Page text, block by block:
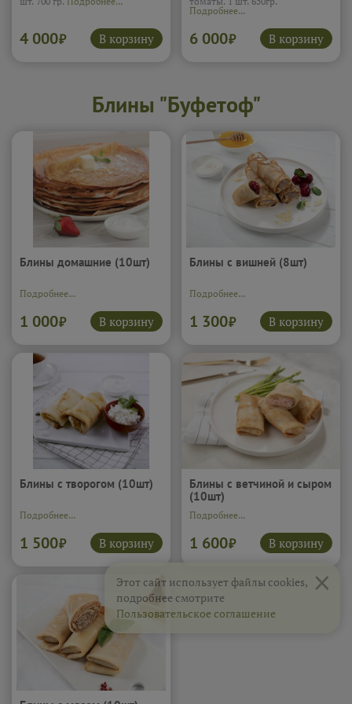
4 000₽ В корзину
Подробнее...
6 000₽ В корзину
Блины "Буфетоф"
Блины домашние (10шт)
Подробнее...
1 000₽ В корзину
Блины с вишней (8шт)
Подробнее...
1 300₽ В корзину
Блины с творогом (10шт)
Подробнее...
1 500₽ В корзину
Блины с ветчиной и сыром
(10шт)
Подробнее...
1 600₽ В корзину
×
Этот сайт использует файлы cookies,
подробнее смотрите
Пользовательское соглашение